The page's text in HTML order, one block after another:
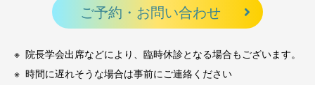
ご予約・お問い合わせ
院長学会出席などにより、臨時休診となる場合もございます。
時間に遅れそうな場合は事前にご連絡ください